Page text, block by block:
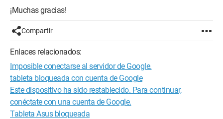
¡Muchas gracias!
Compartir
Enlaces relacionados:
Imposible conectarse al servidor de Google.
tableta bloqueada con cuenta de Google
Este dispositivo ha sido restablecido. Para continuar,
conéctate con una cuenta de Google.
Tableta Asus bloqueada